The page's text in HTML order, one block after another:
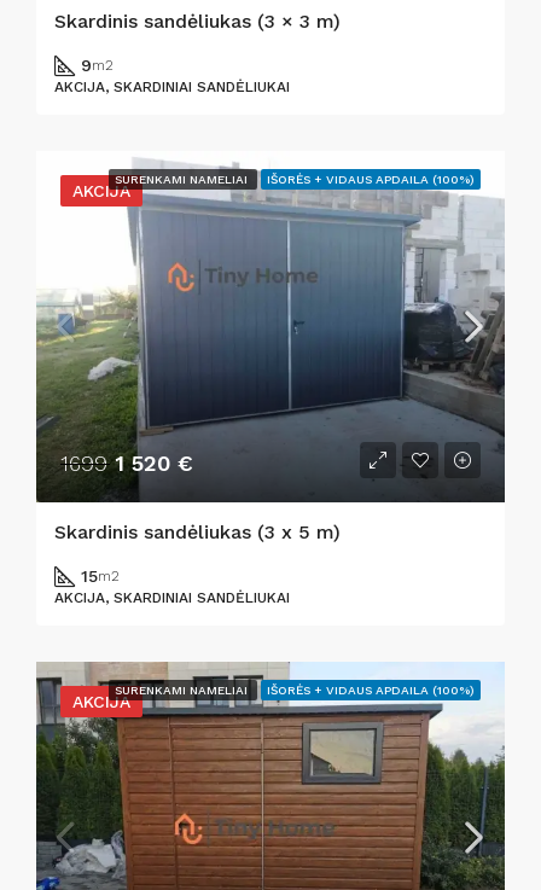
Skardinis sandėliukas (3 × 3 m)
9m2
AKCIJA, SKARDINIAI SANDĖLIUKAI
AKCIJA
SURENKAMI NAMELIAI IŠORĖS + VIDAUS APDAILA (100%)
16991 520 €
Skardinis sandėliukas (3 x 5 m)
15m2
AKCIJA, SKARDINIAI SANDĖLIUKAI
AKCIJA
SURENKAMI NAMELIAI IŠORĖS + VIDAUS APDAILA (100%)